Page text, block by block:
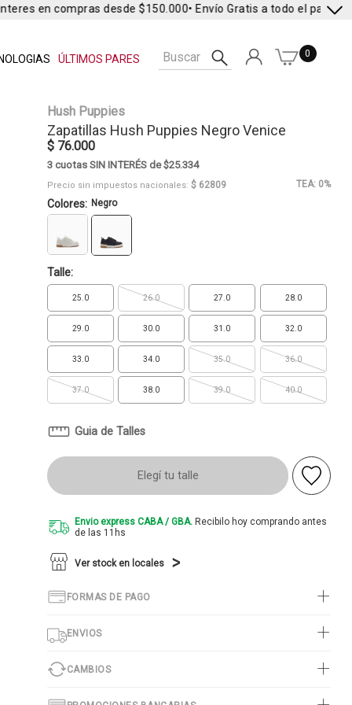
ÚLTIMOS PARES
en compras desde $150.000• Envío Gratis a todo el país* •
0
Hush Puppies
Zapatillas Hush Puppies Negro Venice
$ 76.000
3 cuotas SIN INTERÉS de $25.334
Precio sin impuestos nacionales: $ 62809 TEA: 0%
Colores: Negro
Talle:
25.0 26.0 27.0 28.0
29.0 30.0 31.0 32.0
33.0 34.0 35.0 36.0
37.0 38.0 39.0 40.0
Guia de Talles
Elegí tu talle
Envio express CABA / GBA.Recibilo hoy comprando antes
de las 11hs
Ver stock en locales
FORMAS DE PAGO
ENVIOS
CAMBIOS